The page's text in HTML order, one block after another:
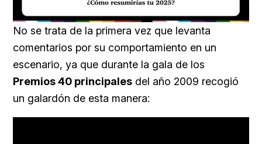
Unmute Loaded:
40.09%
No se trata de la primera vez que levanta
comentarios por su comportamiento en un
escenario, ya que durante la gala de los
Premios 40 principales del año 2009 recogió
un galardón de esta manera: